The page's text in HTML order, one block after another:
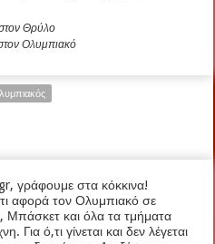
Ολυμπιακό
γράφουμε στα κόκκινα!
αφορά τον Ολυμπιακό σε
Μπάσκετ και όλα τα τμήματα
Για ό,τι γίνεται και δεν λέγεται